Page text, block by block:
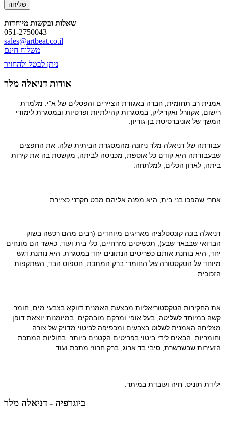
שאלות ובקשות מיוחדות
051-2750043
sales@artbeat.co.il
משלוח חינם
ניתן לבטל ולהחזיר
אודות דניאלה מלר
אמנית רב תחומית, חברה באגודת הציירים והפסלים של א”י. מלמדת
רישום, אקוורל ואקריליק, במסגרות קהילתיות ופרטיות ובמסגרת לימודי
המשך של אוניברסיטת בן-גוריון.
ביתה, לארון הכלים, למלתחה.
אחרי שהפכו בני בית, היא מפנה אליהם מבט חקרני כציירת.
הזכוכית.
הזעירות שבשרשרת, סיבי בד ארוג, ברק חרוזי מתכת ועוד.
ילידת תוניס. חיה ועובדת במיתר.
ביוגרפיה - דניאלה מלר